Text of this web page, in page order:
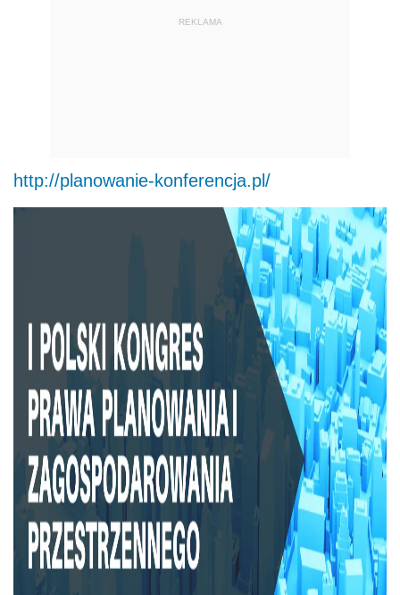
REKLAMA
http://planowanie-konferencja.pl/